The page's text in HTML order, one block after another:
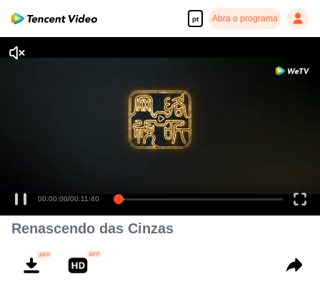
pt Abra o programa
00:00:00/00:11:40
Renascendo das Cinzas